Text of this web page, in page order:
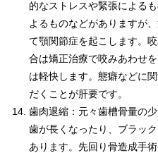
的なストレスや緊張による
よるものなどがありますが
て顎関節症を起こします。
合は矯正治療で咬みあわせ
は軽快します。態癖などに
だくことが肝要です。
歯肉退縮：元々歯槽骨量の
歯が長くなったり、ブラッ
あります。先回り骨造成手